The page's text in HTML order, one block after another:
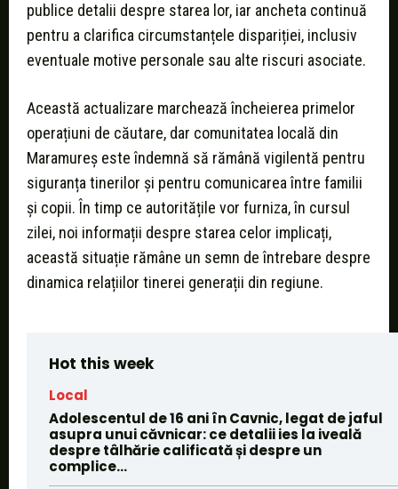
publice detalii despre starea lor, iar ancheta continuă
pentru a clarifica circumstanțele dispariției, inclusiv
eventuale motive personale sau alte riscuri asociate.
Această actualizare marchează încheierea primelor
operațiuni de căutare, dar comunitatea locală din
Maramureș este îndemnă să rămână vigilentă pentru
siguranța tinerilor și pentru comunicarea între familii
și copii. În timp ce autoritățile vor furniza, în cursul
zilei, noi informații despre starea celor implicați,
această situație rămâne un semn de întrebare despre
dinamica relațiilor tinerei generații din regiune.
Hot this week
Local
Adolescentul de 16 ani în Cavnic, legat de jaful
asupra unui căvnicar: ce detalii ies la iveală
despre tâlhărie calificată și despre un
complice...